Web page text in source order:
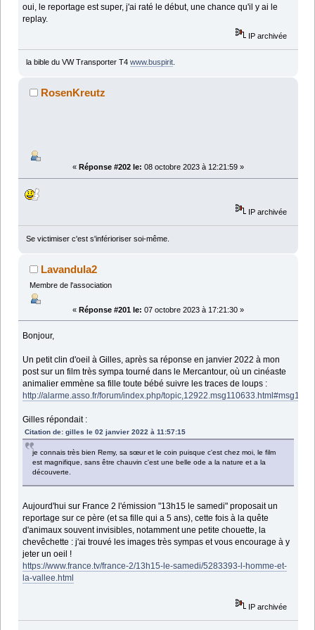
oui, le reportage est super, j'ai raté le début, une chance qu'il y ai le
replay.
IP archivée
la bible du VW Transporter T4 www.buspirit.
RosenKreutz
« Réponse #202 le: 08 octobre 2023 à 12:21:59 »
IP archivée
Se victimiser c'est s'inférioriser soi-même.
Lavandula2
Membre de l'association
« Réponse #201 le: 07 octobre 2023 à 17:21:30 »
Bonjour,
Un petit clin d'oeil à Gilles, après sa réponse en janvier 2022 à mon
post sur un film très sympa tourné dans le Mercantour, où un cinéaste
animalier emmène sa fille toute bébé suivre les traces de loups :
http://alarme.asso.fr/forum/index.php/
Gilles répondait :
Citation de: gilles le 02 janvier 2022 à 11:57:15
je connais très bien Remy, sa sœur et le coin puisque c'est chez moi, le film
est magnifique, sans être chauvin c'est une belle ode a la nature et a la
découverte.
Aujourd'hui sur France 2 l'émission "13h15 le samedi" proposait un
reportage sur ce père (et sa fille qui a 5 ans), cette fois à la quête
d'animaux souvent invisibles, notamment une petite chouette, la
chevêchette : j'ai trouvé les images très sympas et vous encourage à y
jeter un oeil !
https://www.france.tv/france-2/13h15-le-samedi/5283393-l-homme-et-
la-vallee.html
IP archivée